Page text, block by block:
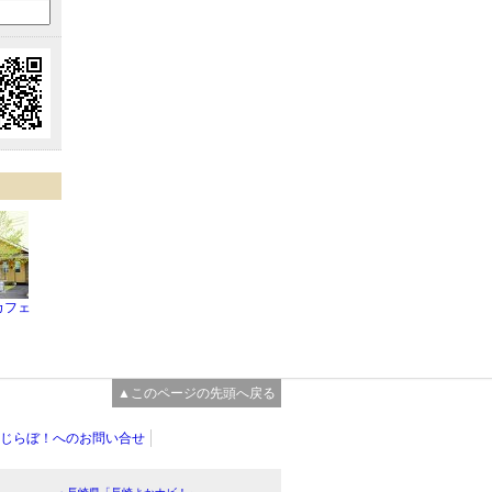
フェ
▲このページの先頭へ戻る
らぼ！へのお問い合せ